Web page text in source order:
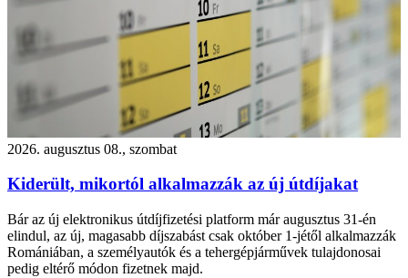
2026. augusztus 08., szombat
Kiderült, mikortól alkalmazzák az új útdíjakat
Bár az új elektronikus útdíjfizetési platform már augusztus 31-én
elindul, az új, magasabb díjszabást csak október 1-jétől alkalmazzák
Romániában, a személyautók és a tehergépjárművek tulajdonosai
pedig eltérő módon fizetnek majd.